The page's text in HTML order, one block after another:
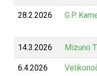
28.2.2026 G.P.
14.3.2026 Mizuno
6.4.2026